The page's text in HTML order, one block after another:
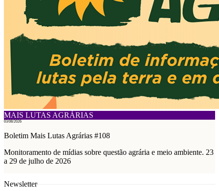
MAIS LUTAS AGRÁRIAS
03/08/2026
Boletim Mais Lutas Agrárias #108
Monitoramento de mídias sobre questão agrária e meio ambiente. 23
a 29 de julho de 2026
Newsletter